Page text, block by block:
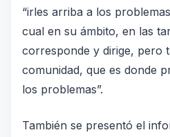
“irles arriba a los
cual en su ámbito, en las
corresponde y dirige, pero
comunidad, que es donde
los problemas”.
También se presentó el